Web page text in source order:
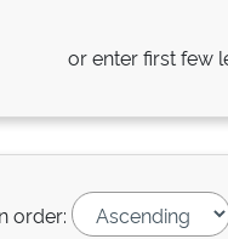
or enter first few
order: